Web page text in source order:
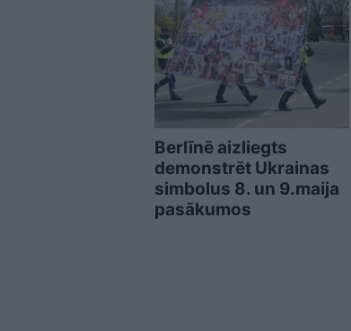
Berlīnē aizliegts
demonstrēt Ukrainas
simbolus 8. un 9.maija
pasākumos